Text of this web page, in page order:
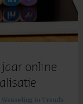
jaar online
Wesseling Trends